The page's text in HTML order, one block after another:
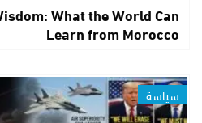
What the World Can
Learn from Morocco
سياسة